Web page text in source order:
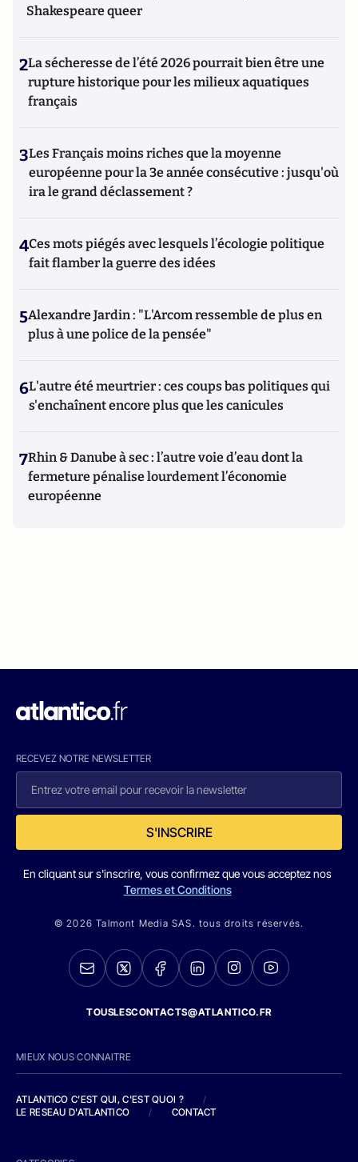
Shakespeare queer
2La sécheresse de l’été 2026 pourrait bien être une
rupture historique pour les milieux aquatiques
français
3Les Français moins riches que la moyenne
européenne pour la 3e année consécutive : jusqu'où
ira le grand déclassement ?
4Ces mots piégés avec lesquels l’écologie politique
fait flamber la guerre des idées
5Alexandre Jardin : "L'Arcom ressemble de plus en
plus à une police de la pensée"
6L'autre été meurtrier : ces coups bas politiques qui
s'enchaînent encore plus que les canicules
7Rhin & Danube à sec : l’autre voie d’eau dont la
fermeture pénalise lourdement l’économie
européenne
RECEVEZ NOTRE NEWSLETTER
S'INSCRIRE
En cliquant sur s'inscrire, vous confirmez que vous acceptez nos
Termes et Conditions
© 2026 Talmont Media SAS. tous droits réservés.
TOUSLESCONTACTS@ATLANTICO.FR
MIEUX NOUS CONNAITRE
ATLANTICO C'EST QUI, C'EST QUOI ?
/
LE RESEAU D'ATLANTICO
/ CONTACT